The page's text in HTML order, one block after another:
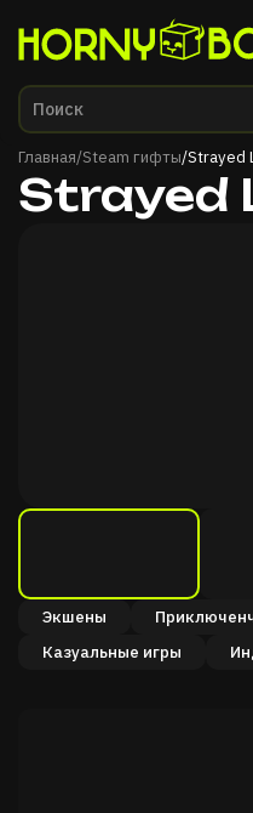
Главная/Steam гифты/Strayed
Strayed
Экшены
Казуальные игры